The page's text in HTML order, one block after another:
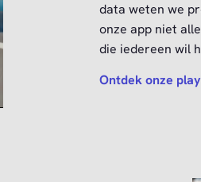
data weten we
onze app niet
die iedereen wil
Ontdek onze